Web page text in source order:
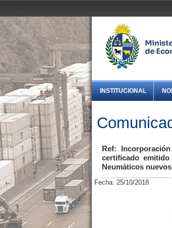
INSTITUCIONAL
Ref:
certificado
Neumáticos
Fecha: 25/10/2018